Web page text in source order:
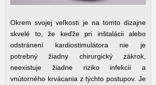
Okrem svojej veľkosti je na tomto dizajne
skvelé to, že keďže pri inštalácii alebo
odstránení kardiostimulátora nie je
potrebný žiadny chirurgický zákrok,
neexistuje žiadne riziko infekcií a
vnútorného krvácania z týchto postupov. Je